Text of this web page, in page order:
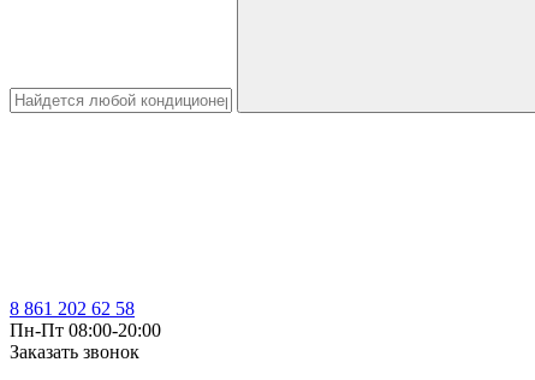
8 861 202 62 58
Пн-Пт 08:00-20:00
Заказать звонок